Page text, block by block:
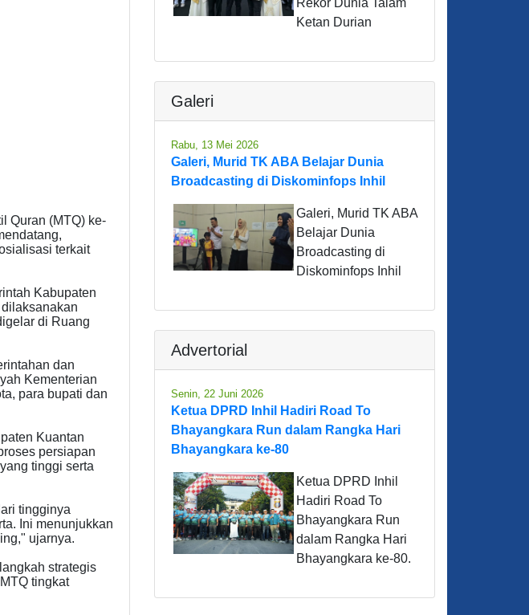
Quran (MTQ) ke-
terkait
Kabupaten
di Ruang
dan
Kementerian
para bupati dan
Kuantan
persiapan
tinggi serta
tingginya
Ini menunjukkan
ujarnya.
strategis
tingkat
Rekor Dunia Talam
Ketan Durian
Galeri
Rabu, 13 Mei 2026
Galeri, Murid TK ABA Belajar Dunia
Broadcasting di Diskominfops Inhil
Galeri, Murid TK ABA
Belajar Dunia
Broadcasting di
Diskominfops Inhil
Advertorial
Senin, 22 Juni 2026
Ketua DPRD Inhil Hadiri Road To
Bhayangkara Run dalam Rangka Hari
Bhayangkara ke-80
Ketua DPRD Inhil
Hadiri Road To
Bhayangkara Run
dalam Rangka Hari
Bhayangkara ke-80.